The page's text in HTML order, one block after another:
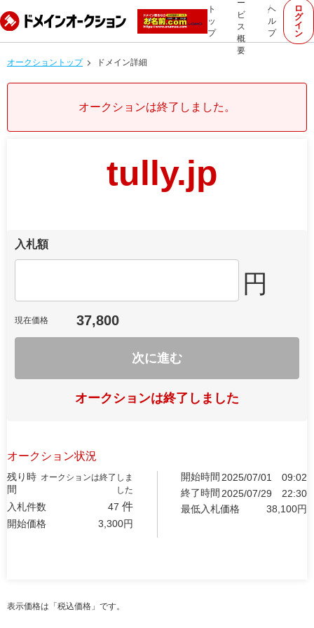
ト
ッ
プ
ー
ビ
ス
概
要
ヘ
ル
プ
ロ
グ
イ
ン
オークショントップ ドメイン詳細
オークションは終了しました。
tully.jp
入札額
円
現在価格 37,800
次に進む
オークションは終了しました
オークション状況
残り時
間
オークションは終了しま
した
入札件数 47 件
開始価格 3,300円
開始時間 2025/07/01
09:02
終了時間 2025/07/29
22:30
最低入札価格
38,100円
表示価格は「税込価格」です。